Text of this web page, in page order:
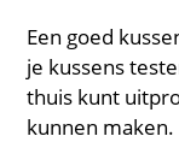
Een goed
je kussens
thuis kunt
kunnen maken.